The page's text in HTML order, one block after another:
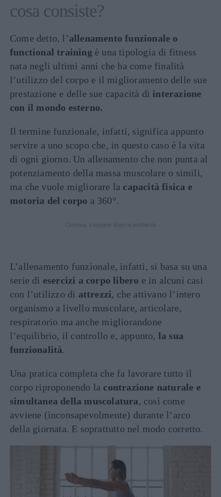
cosa consiste?
Come detto, l’allenamento funzionale o
functional training è una tipologia di fitness
nata negli ultimi anni che ha come finalità
l’utilizzo del corpo e il miglioramento delle sue
prestazione e delle sue capacità di interazione
con il mondo esterno.
Il termine funzionale, infatti, significa appunto
servire a uno scopo che, in questo caso è la vita
di ogni giorno. Un allenamento che non punta al
potenziamento della massa muscolare o simili,
ma che vuole migliorare la capacità fisica e
motoria del corpo a 360°.
L’allenamento funzionale, infatti, si basa su una
serie di esercizi a corpo libero e in alcuni casi
con l’utilizzo di attrezzi, che attivano l’intero
organismo a livello muscolare, articolare,
respiratorio ma anche migliorandone
l’equilibrio, il controllo e, appunto, la sua
funzionalità.
Una pratica completa che fa lavorare tutto il
corpo riproponendo la contrazione naturale e
simultanea della muscolatura, così come
avviene (inconsapevolmente) durante l’arco
della giornata. E soprattutto nel modo corretto.